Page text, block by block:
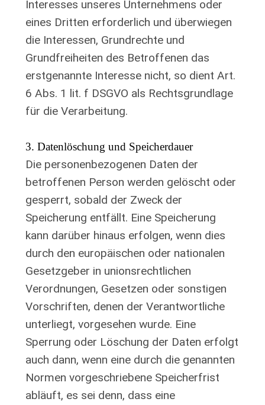
Interesses unseres Unternehmens oder
eines Dritten erforderlich und überwiegen
die Interessen, Grundrechte und
Grundfreiheiten des Betroffenen das
erstgenannte Interesse nicht, so dient Art.
6 Abs. 1 lit. f DSGVO als Rechtsgrundlage
für die Verarbeitung.
3. Datenlöschung und Speicherdauer
Die personenbezogenen Daten der
betroffenen Person werden gelöscht oder
gesperrt, sobald der Zweck der
Speicherung entfällt. Eine Speicherung
kann darüber hinaus erfolgen, wenn dies
durch den europäischen oder nationalen
Gesetzgeber in unionsrechtlichen
Verordnungen, Gesetzen oder sonstigen
Vorschriften, denen der Verantwortliche
unterliegt, vorgesehen wurde. Eine
Sperrung oder Löschung der Daten erfolgt
auch dann, wenn eine durch die genannten
Normen vorgeschriebene Speicherfrist
abläuft, es sei denn, dass eine